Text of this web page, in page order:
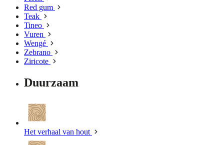
Red gum
Teak
Tineo
Vuren
Wengé
Zebrano
Ziricote
Duurzaam
Het verhaal van hout